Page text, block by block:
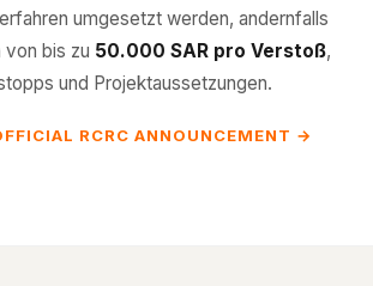
umgesetzt werden, andernfalls
von bis zu 50.000 SAR pro Verstoß,
und Projektaussetzungen.
RCRC ANNOUNCEMENT →